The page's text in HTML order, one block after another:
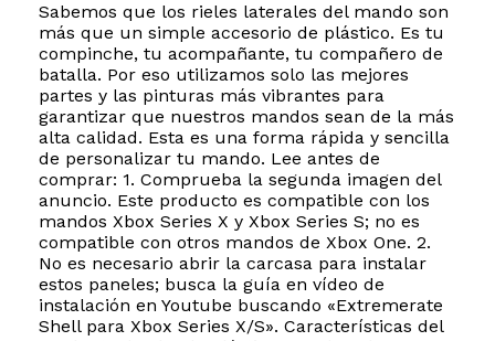
Sabemos que los rieles laterales del mando son
más que un simple accesorio de plástico. Es tu
compinche, tu acompañante, tu compañero de
batalla. Por eso utilizamos solo las mejores
partes y las pinturas más vibrantes para
garantizar que nuestros mandos sean de la más
alta calidad. Esta es una forma rápida y sencilla
de personalizar tu mando. Lee antes de
comprar: 1. Comprueba la segunda imagen del
anuncio. Este producto es compatible con los
mandos Xbox Series X y Xbox Series S; no es
compatible con otros mandos de Xbox One. 2.
No es necesario abrir la carcasa para instalar
estos paneles; busca la guía en vídeo de
instalación en Youtube buscando «Extremerate
Shell para Xbox Series X/S». Características del